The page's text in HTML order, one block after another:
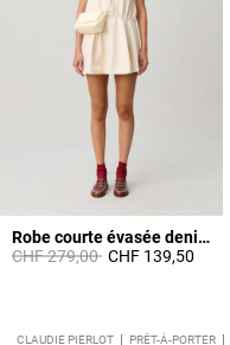
Robe courte évasée denim clair
Prix réduit à partir de
CHF 279,00àCHF 139,50
CLAUDIE PIERLOT PRÊT-À-PORTER